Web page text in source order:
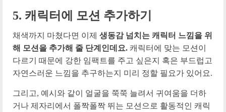
5. 캐릭터에 모션 추가하기
채색까지 마쳤다면 이제 생동감 넘치는 캐릭터 느낌을 위
해 모션을 추가해 줄 단계인데요. 캐릭터에 맞는 모션이
다르기 때문에 강한 임팩트를 주고 싶은지 혹은 부드럽고
자연스러운 느낌을 추구하는지 미리 정할 필요가 있어요.
그리고, 예시와 같이 얼굴을 쭉쭉 늘려서 귀여움을 더하
거나 제자리에서 폴짝폴짝 뛰는 모션으로 활동적인 캐릭